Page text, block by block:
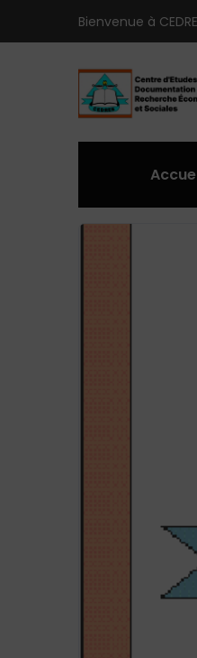
Bienvenue à